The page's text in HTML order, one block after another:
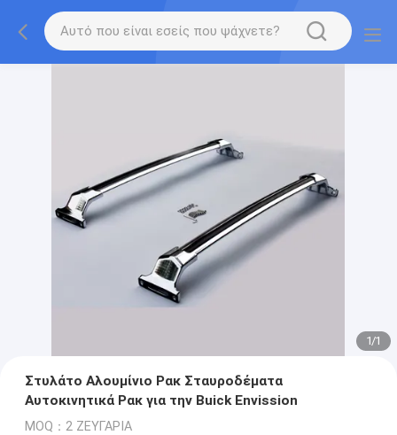
1/1
Στυλάτο Αλουμίνιο Ρακ Σταυροδέματα
Αυτοκινητικά Ρακ για την Buick Envission
MOQ：2 ΖΕΥΓΑΡΙΑ